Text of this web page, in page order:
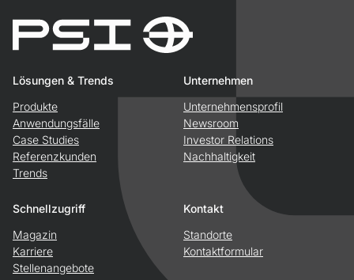
Lösungen & Trends
Produkte
Anwendungsfälle
Case Studies
Referenzkunden
Trends
Unternehmen
Unternehmensprofil
Newsroom
Investor Relations
Nachhaltigkeit
Schnellzugriff
Magazin
Karriere
Stellenangebote
Kontakt
Standorte
Kontaktformular